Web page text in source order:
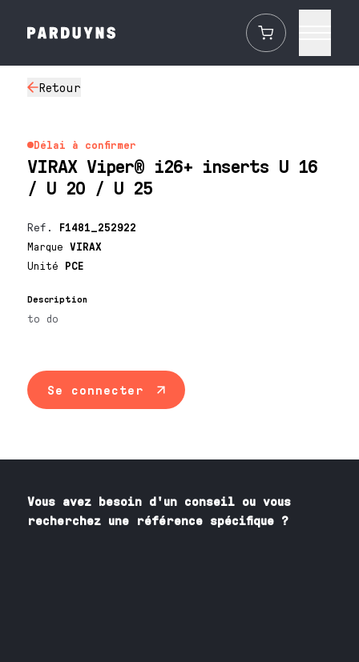
Retour
Délai à confirmer
VIRAX Viper® i26+ inserts U 16
/ U 20 / U 25
Ref. F1481_252922
MarqueVIRAX
Unité PCE
Description
to do
Se connecter
Vous avez besoin d'un conseil ou vous
recherchez une référence spécifique ?